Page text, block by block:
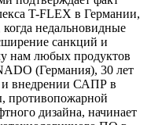
T-FLEX в Германии,
недальновидные
санкций и
нам любых продуктов
(Германия), 30 лет
и внедрении САПР в
противопожарной
дизайна, начинает